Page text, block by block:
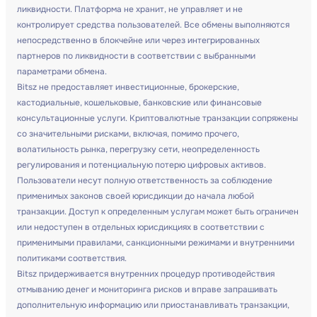
ликвидности. Платформа не хранит, не управляет и не
контролирует средства пользователей. Все обмены выполняются
непосредственно в блокчейне или через интегрированных
партнеров по ликвидности в соответствии с выбранными
параметрами обмена.
Bitsz не предоставляет инвестиционные, брокерские,
кастодиальные, кошельковые, банковские или финансовые
консультационные услуги. Криптовалютные транзакции сопряжены
со значительными рисками, включая, помимо прочего,
волатильность рынка, перегрузку сети, неопределенность
регулирования и потенциальную потерю цифровых активов.
Пользователи несут полную ответственность за соблюдение
применимых законов своей юрисдикции до начала любой
транзакции. Доступ к определенным услугам может быть ограничен
или недоступен в отдельных юрисдикциях в соответствии с
применимыми правилами, санкционными режимами и внутренними
политиками соответствия.
Bitsz придерживается внутренних процедур противодействия
отмыванию денег и мониторинга рисков и вправе запрашивать
дополнительную информацию или приостанавливать транзакции,